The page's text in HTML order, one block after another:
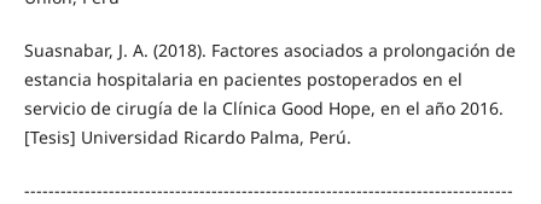
Suasnabar, J. A. (2018). Factores asociados a prolongación de
estancia hospitalaria en pacientes postoperados en el
servicio de cirugía de la Clínica Good Hope, en el año 2016.
[Tesis] Universidad Ricardo Palma, Perú.
---------------------------------------------------------------------------------